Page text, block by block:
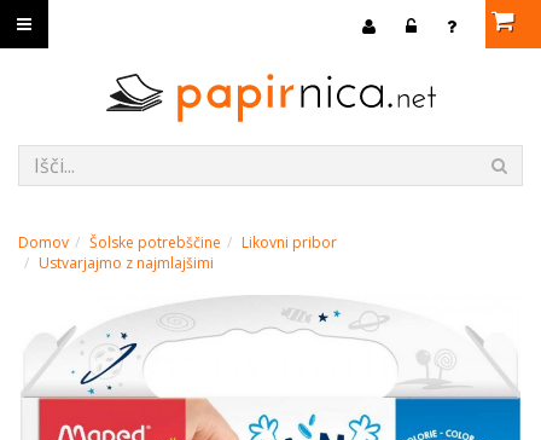
Domov Šolske potrebščine
Likovni pribor
Ustvarjajmo z najmlajšimi